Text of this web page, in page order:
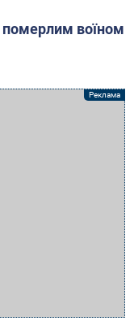
воїном